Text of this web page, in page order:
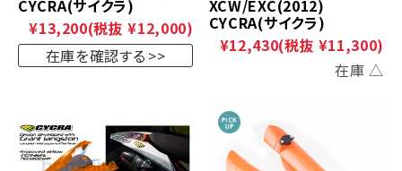
CYCRA(サイクラ)
¥13,200(税抜 ¥12,000)
在庫を確認する
XCW/EXC(2012)
CYCRA(サイクラ)
¥12,430(税抜 ¥11,300)
在庫 △